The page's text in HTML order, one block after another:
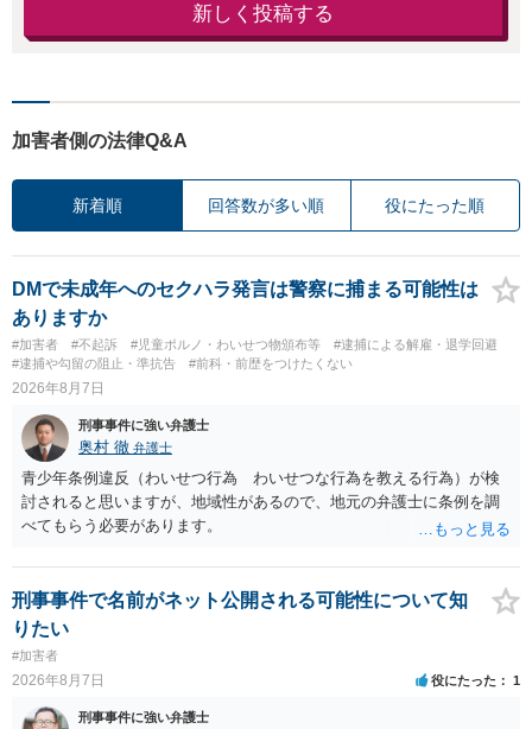
新しく投稿する
加害者側の法律Q&A
新着順 回答数が多い順 役にたった順
DMで未成年へのセクハラ発言は警察に捕まる可能性は
ありますか
#加害者 #不起訴 #児童ポルノ・わいせつ物頒布等
#逮捕による解雇・退学回避
#逮捕や勾留の阻止・準抗告
#前科・前歴をつけたくない
2026年8月7日
刑事事件に強い弁護士
奥村 徹 弁護士
青少年条例違反（わいせつ行為 わいせつな行為を教える行為）が検
討されると思いますが、地域性があるので、地元の弁護士に条例を調
べてもらう必要があります。
刑事事件で名前がネット公開される可能性について知
りたい
#加害者
2026年8月7日 役にたった 1
刑事事件に強い弁護士